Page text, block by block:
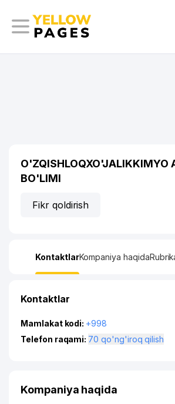
O'ZQISHLOQXO'JALIKKIMYO
BO'LIMI
Fikr qoldirish
KontaktlarKompaniya haqida
Kontaktlar
Mamlakat kodi: +998
Telefon raqami:
70 qo'ng'iroq qilish
Kompaniya haqida